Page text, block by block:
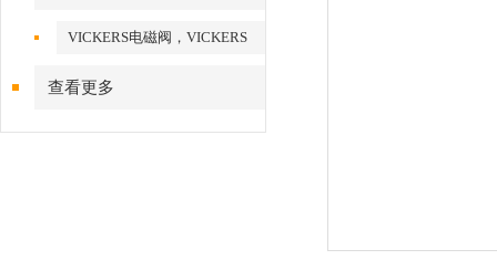
VICKERS电磁阀，VICKERS
查看更多